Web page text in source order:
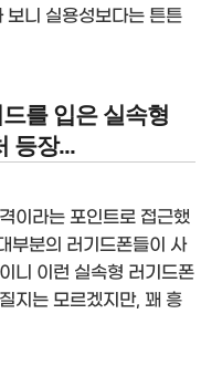
보니 실용성보다는 튼튼
를 입은 실속형
등장...
이라는 포인트로 접근했
부분의 러기드폰들이 사
니 이런 실속형 러기드폰
지는 모르겠지만, 꽤 흥